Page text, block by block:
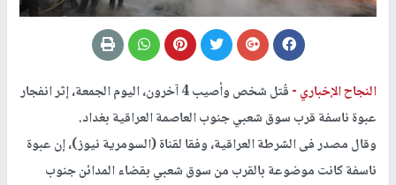
النجاح الإخباري -
قُتل شخص وأصيب 4 آخرون، اليوم الجمعة، إثر انفجار
عبوة ناسفة قرب سوق شعبي جنوب العاصمة العراقية بغداد.
وقال مصدر فى الشرطة العراقية، وفقا لقناة (السومرية نيوز)، إن عبوة
ناسفة كانت موضوعة بالقرب من سوق شعبي بقضاء المدائن جنوب